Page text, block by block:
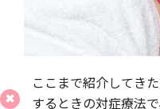
ここまで紹介してき
するときの対症療法